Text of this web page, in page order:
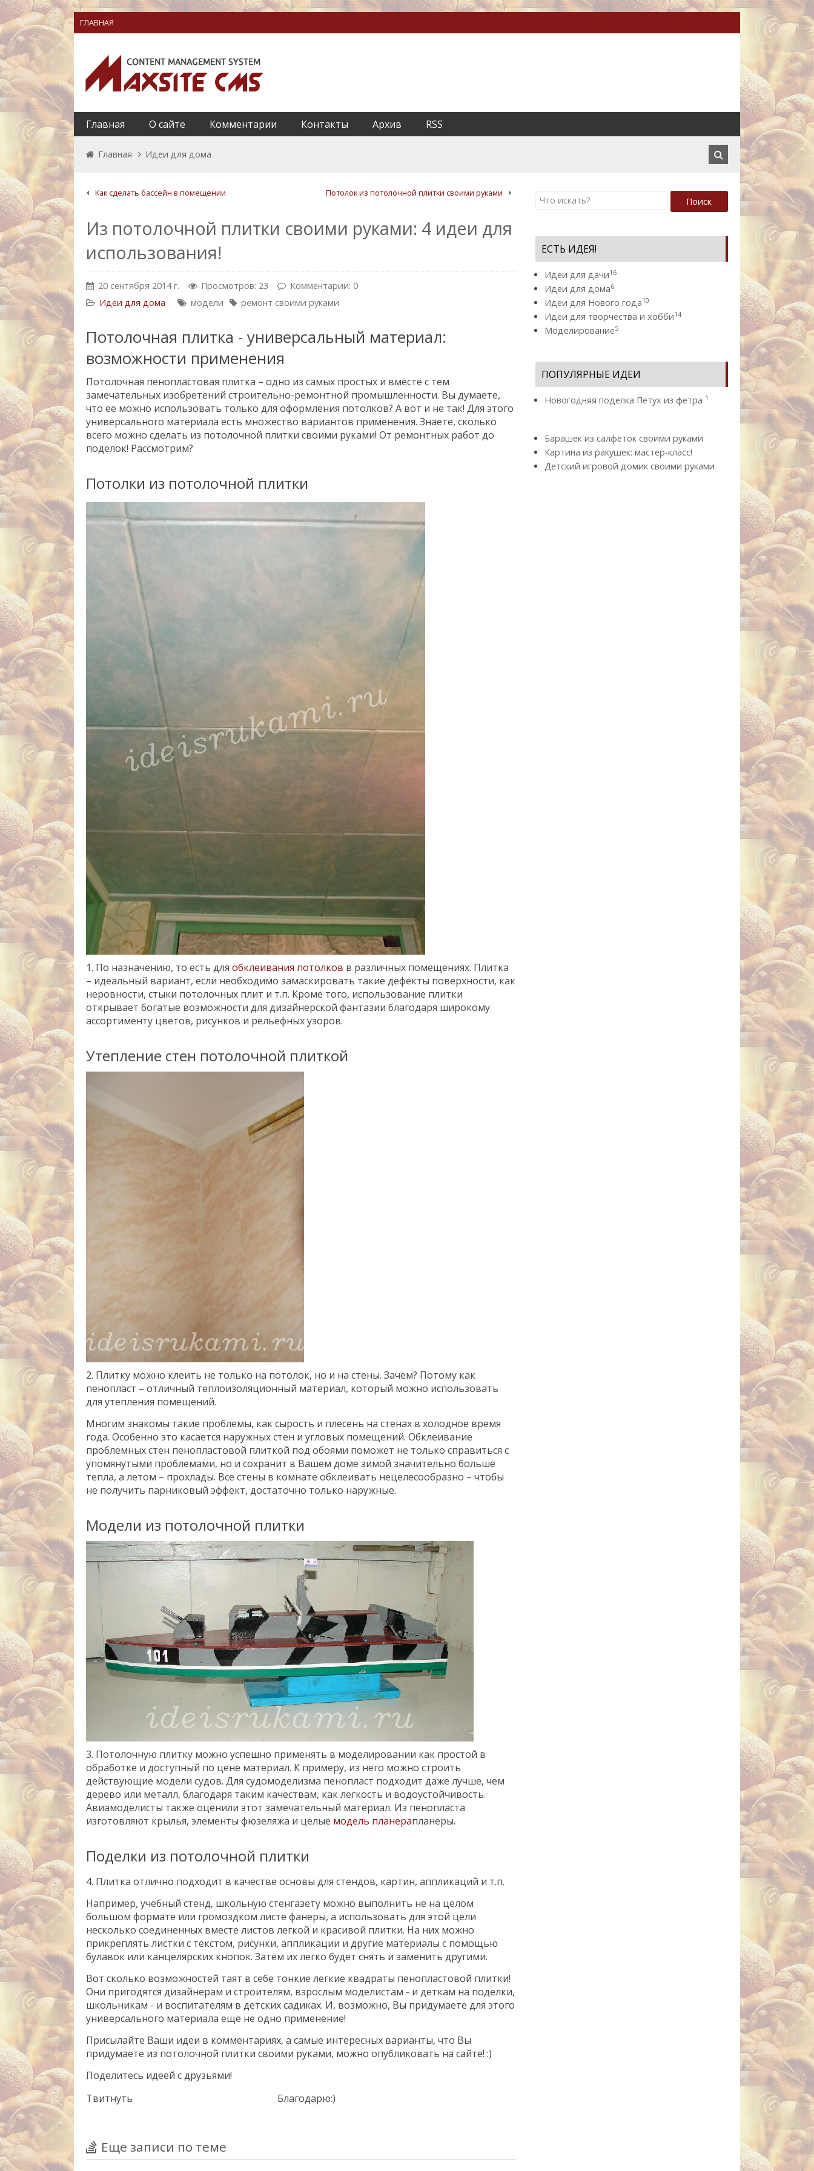
ГЛАВНАЯ
Главная О сайте Комментарии Контакты Архив RSS
Главная Идеи для дома
Как сделать бассейн в помещении Потолок из потолочной плитки своими руками
Из потолочной плитки своими руками: 4 идеи для
использования!
20 сентября 2014 г. Просмотров: 23
Комментарии: 0
Идеи для дома
модели ремонт своими руками
Потолочная плитка - универсальный материал:
возможности применения
Потолочная пенопластовая плитка – одно из самых простых и вместе с тем
замечательных изобретений строительно-ремонтной промышленности. Вы думаете,
что ее можно использовать только для оформления потолков? А вот и не так! Для этого
универсального материала есть множество вариантов применения. Знаете, сколько
всего можно сделать из потолочной плитки своими руками! От ремонтных работ до
поделок! Рассмотрим?
Потолки из потолочной плитки
1. По назначению, то есть для обклеивания потолков в различных помещениях. Плитка
– идеальный вариант, если необходимо замаскировать такие дефекты поверхности, как
неровности, стыки потолочных плит и т.п. Кроме того, использование плитки
открывает богатые возможности для дизайнерской фантазии благодаря широкому
ассортименту цветов, рисунков и рельефных узоров.
Утепление стен потолочной плиткой
2. Плитку можно клеить не только на потолок, но и на стены. Зачем? Потому как
пенопласт – отличный теплоизоляционный материал, который можно использовать
для утепления помещений.
Многим знакомы такие проблемы, как сырость и плесень на стенах в холодное время
года. Особенно это касается наружных стен и угловых помещений. Обклеивание
проблемных стен пенопластовой плиткой под обоями поможет не только справиться с
упомянутыми проблемами, но и сохранит в Вашем доме зимой значительно больше
тепла, а летом – прохлады. Все стены в комнате обклеивать нецелесообразно – чтобы
не получить парниковый эффект, достаточно только наружные.
Модели из потолочной плитки
3. Потолочную плитку можно успешно применять в моделировании как простой в
обработке и доступный по цене материал. К примеру, из него можно строить
действующие модели судов. Для судомоделизма пенопласт подходит даже лучше, чем
дерево или металл, благодаря таким качествам, как легкость и водоустойчивость.
Авиамоделисты также оценили этот замечательный материал. Из пенопласта
изготовляют крылья, элементы фюзеляжа и целые модель планерапланеры.
Поделки из потолочной плитки
4. Плитка отлично подходит в качестве основы для стендов, картин, аппликаций и т.п.
Например, учебный стенд, школьную стенгазету можно выполнить не на целом
большом формате или громоздком листе фанеры, а использовать для этой цели
несколько соединенных вместе листов легкой и красивой плитки. На них можно
прикреплять листки с текстом, рисунки, аппликации и другие материалы с помощью
булавок или канцелярских кнопок. Затем их легко будет снять и заменить другими.
Вот сколько возможностей таят в себе тонкие легкие квадраты пенопластовой плитки!
Они пригодятся дизайнерам и строителям, взрослым моделистам - и деткам на поделки,
школьникам - и воспитателям в детских садиках. И, возможно, Вы придумаете для этого
универсального материала еще не одно применение!
Присылайте Ваши идеи в комментариях, а самые интересных варианты, что Вы
придумаете из потолочной плитки своими руками, можно опубликовать на сайте! :)
Поделитесь идеей с друзьями!
Твитнуть
Благодарю:)
Еще записи по теме
Поиск
ЕСТЬ ИДЕЯ!
Идеи для дачи16
Идеи для дома6
Идеи для Нового года10
Идеи для творчества и хобби14
Моделирование5
ПОПУЛЯРНЫЕ ИДЕИ
Новогодняя поделка Петух из фетра 1
Барашек из салфеток своими руками
Картина из ракушек: мастер-класс!
Детский игровой домик своими руками